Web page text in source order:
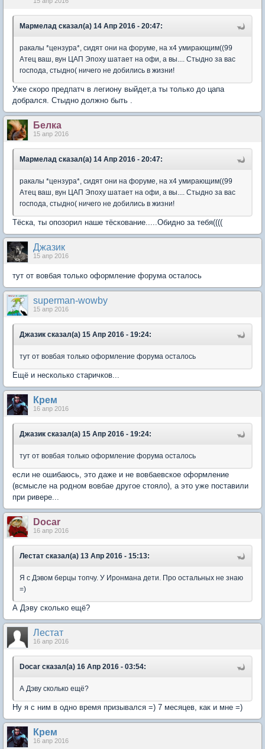
Мармелад сказал(а) 14 Апр 2016 - 20:47:
ракалы *цензура*, сидят они на форуме, на х4 умирающим((99
Атец ваш, вун ЦАП Эпоху шатает на офи, а вы.... Стыдно за вас
господа, стыдно( ничего не добились в жизни!
Уже скоро предпатч в легиону выйдет,а ты только до цапа
добрался. Стыдно должно быть .
Белка
15 апр 2016
Мармелад сказал(а) 14 Апр 2016 - 20:47:
ракалы *цензура*, сидят они на форуме, на х4 умирающим((99
Атец ваш, вун ЦАП Эпоху шатает на офи, а вы.... Стыдно за вас
господа, стыдно( ничего не добились в жизни!
Тёска, ты опозорил наше тёскование.....Обидно за тебя((((
Джазик
15 апр 2016
тут от вовбая только оформление форума осталось
superman-wowby
15 апр 2016
Джазик сказал(а) 15 Апр 2016 - 19:24:
тут от вовбая только оформление форума осталось
Ещё и несколько старичков...
Крем
16 апр 2016
Джазик сказал(а) 15 Апр 2016 - 19:24:
тут от вовбая только оформление форума осталось
если не ошибаюсь, это даже и не вовбаевское оформление
(всмысле на родном вовбае другое стояло), а это уже поставили
при ривере...
Docar
16 апр 2016
Лестат сказал(а) 13 Апр 2016 - 15:13:
Я с Дэвом берцы топчу. У Иронмана дети. Про остальных не знаю
=)
А Дэву сколько ещё?
Лестат
16 апр 2016
Docar сказал(а) 16 Апр 2016 - 03:54:
А Дэву сколько ещё?
Ну я с ним в одно время призывался =) 7 месяцев, как и мне =)
Крем
16 апр 2016